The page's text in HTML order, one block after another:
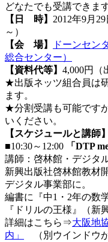
どなたでも受講できま
【日 時】 2012年9月
～）
【会 場】
ドーンセン
総合センター）
【資料代等】 4,000円（
★出版ネッツ組合員は
ます。
★分割受講も可能です
いください。
【スケジュールと講師】
■10:30～12:00
「DTP
講師：啓林館・デジタ
新興出版社啓林館教材
デジタル事業部に。
編書に『中1・2年の数
『ドリルの王様』（新
詳細はこちら⇒大阪地
内」
（別ウインドウ